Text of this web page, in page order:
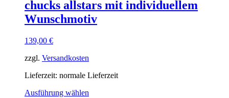
chucks allstars mit individuellem
Wunschmotiv
139,00 €
zzgl. Versandkosten
Lieferzeit: normale Lieferzeit
Ausführung wählen